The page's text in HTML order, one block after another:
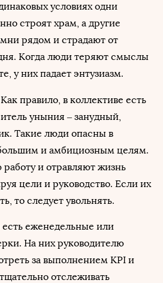
условиях одни
строят храм, а другие
рядом и страдают от
Когда люди теряют смыслы
у них падает энтузиазм.
Как правило, в коллективе есть
уныния – занудный,
Такие люди опасны в
и амбициозным целям.
и отравляют жизнь
цели и руководство. Если их
то следует увольнять.
еженедельные или
На них руководителю
за выполнением KPI и
отслеживать